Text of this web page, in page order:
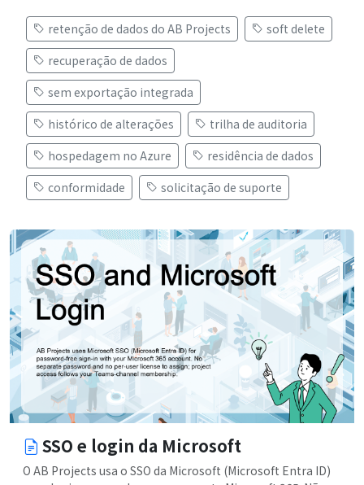
retenção de dados do AB Projects
soft delete
recuperação de dados
sem exportação integrada
histórico de alterações
trilha de auditoria
hospedagem no Azure
residência de dados
conformidade
solicitação de suporte
SSO e login da Microsoft
O AB Projects usa o SSO da Microsoft (Microsoft Entra ID)